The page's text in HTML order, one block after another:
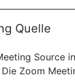
Quelle
Source
Zoom
ES
SV